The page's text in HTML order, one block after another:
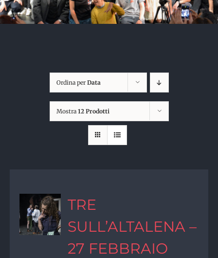
Ordina per Data
Mostra 12 Prodotti
TRE
SULL’ALTALENA –
27 FEBBRAIO